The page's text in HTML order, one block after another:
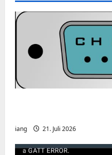
iang 21. Juli 2026